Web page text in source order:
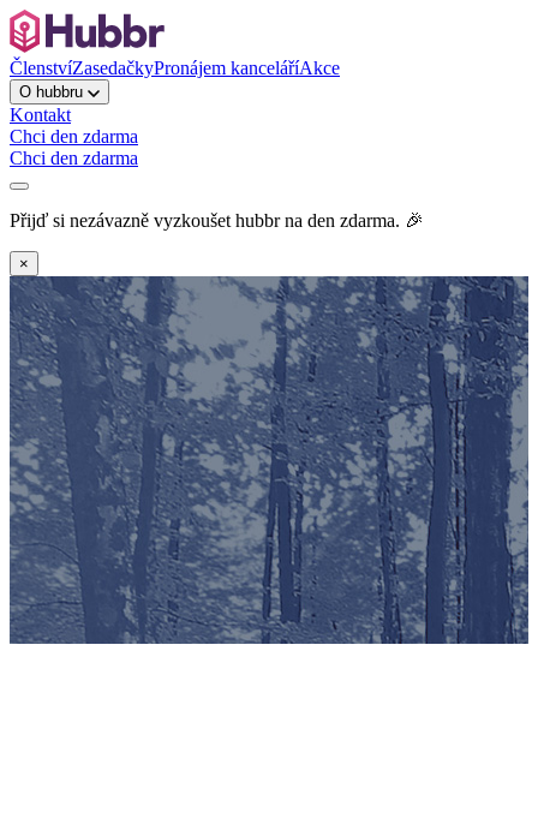
ČlenstvíZasedačkyPronájem kanceláříAkce
O hubbru
Kontakt
Chci den zdarma
Chci den zdarma
Přijď si nezávazně vyzkoušet hubbr na den zdarma. 🎉
×